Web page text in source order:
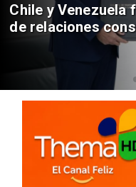
Chile y
de relaciones